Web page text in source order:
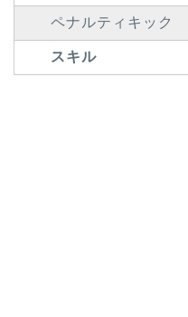
ペナルティキック
スキル